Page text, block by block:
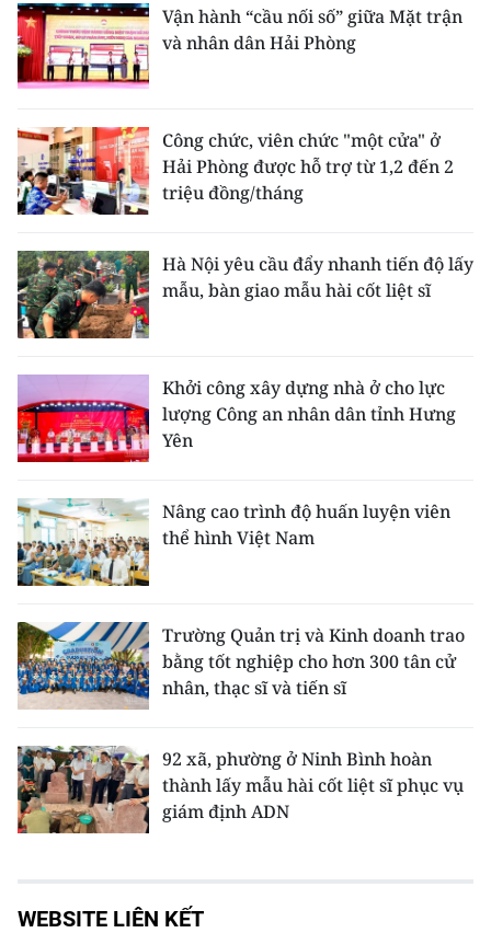
Vận hành “cầu nối số” giữa Mặt trận
và nhân dân Hải Phòng
Công chức, viên chức "một cửa" ở
Hải Phòng được hỗ trợ từ 1,2 đến 2
triệu đồng/tháng
Hà Nội yêu cầu đẩy nhanh tiến độ lấy
mẫu, bàn giao mẫu hài cốt liệt sĩ
Khởi công xây dựng nhà ở cho lực
lượng Công an nhân dân tỉnh Hưng
Yên
Nâng cao trình độ huấn luyện viên
thể hình Việt Nam
Trường Quản trị và Kinh doanh trao
bằng tốt nghiệp cho hơn 300 tân cử
nhân, thạc sĩ và tiến sĩ
92 xã, phường ở Ninh Bình hoàn
thành lấy mẫu hài cốt liệt sĩ phục vụ
giám định ADN
WEBSITE LIÊN KẾT